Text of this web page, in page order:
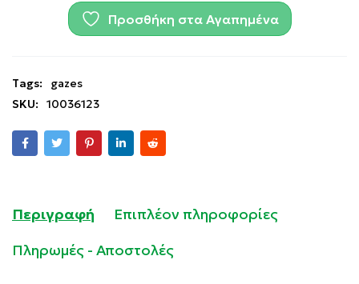
Προσθήκη στα Αγαπημένα
Tags:
gazes
SKU:
10036123
Περιγραφή
Επιπλέον πληροφορίες
Πληρωμές - Αποστολές